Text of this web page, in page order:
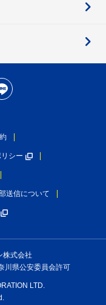
シー
送信について
株式会社
川県公安委員会許可
LTD.